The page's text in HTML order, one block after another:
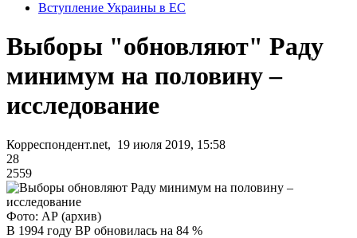
Вступление Украины в ЕС
Выборы "обновляют" Раду
минимум на половину –
исследование
Корреспондент.net, 19 июля 2019, 15:58
28
2559
Фото: АР (архив)
В 1994 году ВР обновилась на 84 %